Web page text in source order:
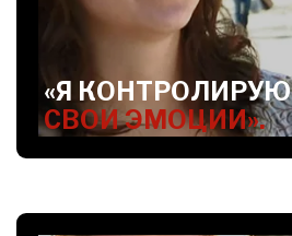
«Я КОНТРОЛИРУЮ
СВОИ ЭМОЦИИ».